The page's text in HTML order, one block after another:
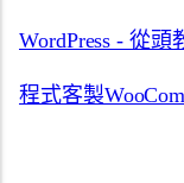
WordPress - 從
程式客製